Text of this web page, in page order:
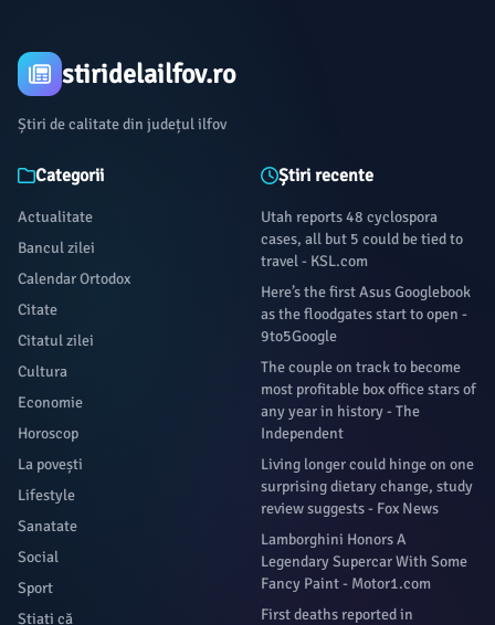
stiridelailfov.ro
Știri de calitate din județul ilfov
Categorii
Actualitate
Bancul zilei
Calendar Ortodox
Citate
Citatul zilei
Cultura
Economie
Horoscop
La povești
Lifestyle
Sanatate
Social
Sport
Știați că
Știri recente
Utah reports 48 cyclospora
cases, all but 5 could be tied to
travel - KSL.com
Here’s the first Asus Googlebook
as the floodgates start to open -
9to5Google
The couple on track to become
most profitable box office stars of
any year in history - The
Independent
Living longer could hinge on one
surprising dietary change, study
review suggests - Fox News
Lamborghini Honors A
Legendary Supercar With Some
Fancy Paint - Motor1.com
First deaths reported in